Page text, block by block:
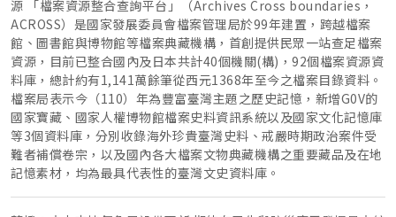
源 「檔案資源整合查詢平台」（Archives Cross boundaries，
ACROSS）是國家發展委員會檔案管理局於99年建置，跨越檔案
館、圖書館與博物館等檔案典藏機構，首創提供民眾一站查足檔案
資源，目前已整合國內及日本共計40個機關(構)，92個檔案資源資
料庫，總計約有1,141萬餘筆從西元1368年至今之檔案目錄資料。
檔案局表示今（110）年為豐富臺灣主題之歷史記憶，新增G0V的
國家寶藏、國家人權博物館檔案史料資訊系統以及國家文化記憶庫
等3個資料庫，分別收錄海外珍貴臺灣史料、戒嚴時期政治案件受
難者補償卷宗，以及國內各大檔案文物典藏機構之重要藏品及在地
記憶素材，均為最具代表性的臺灣文史資料庫。